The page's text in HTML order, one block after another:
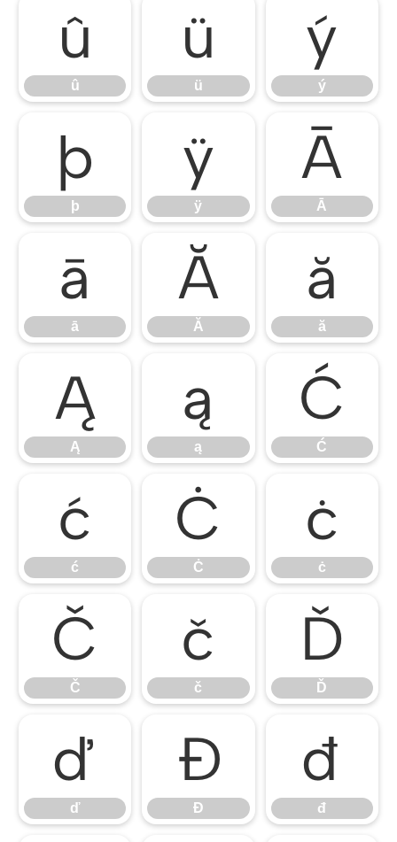
û
û
ü
ü
ý
ý
þ
þ
ÿ
ÿ
Ā
Ā
ā
ā
Ă
Ă
ă
ă
Ą
Ą
ą
ą
Ć
Ć
ć
ć
Ċ
Ċ
ċ
ċ
Č
Č
č
č
Ď
Ď
ď
ď
Đ
Đ
đ
đ